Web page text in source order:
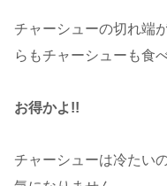
チャーシューの切れ端
らもチャーシューも食
お得かよ!!
チャーシューは冷たい